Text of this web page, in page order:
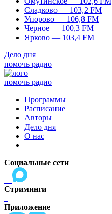
Сладково — 103,2 FM
Упорово — 106,8 FM
Черное — 100,3 FM
Ярково — 103,4 FM
Дело дня
помочь радио
помочь радио
Программы
Расписание
Авторы
Дело дня
О нас
Социальные сети
Стриминги
Приложение